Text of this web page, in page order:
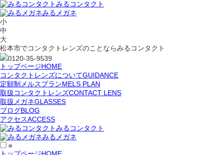
みるコンタクト
みるメガネ
小
中
大
松本市でコンタクトレンズのことならみるコンタクト
0120-35-9539
トップページHOME
コンタクトレンズについてGUIDANCE
定額制メルスプランMELS PLAN
取扱コンタクトレンズCONTACT LENS
取扱メガネGLASSES
ブログBLOG
アクセスACCESS
みるコンタクト
みるメガネ
≡